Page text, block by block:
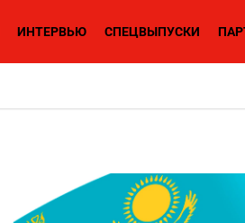
ИНТЕРВЬЮ СПЕЦВЫПУСКИ